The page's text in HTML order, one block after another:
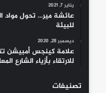
يناير 7, 2021
عائشة مير… تحول مواد
للبيئة
ديسمبر 28, 2020
علامة كينجس أمبيشن
للارتقاء بأزياء الشارع
تصنيفات